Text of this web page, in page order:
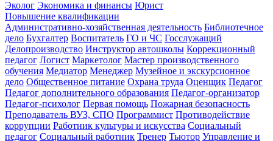
Эколог Экономика и финансы Юрист
Повышение квалификации
Административно-хозяйственная деятельность Библиотечное
дело Бухгалтер Воспитатель ГО и ЧС Госслужащий
Делопроизводство Инструктор автошколы Коррекционный
педагог Логист Маркетолог Мастер производственного
обучения Медиатор Менеджер Музейное и экскурсионное
дело Общественное питание Охрана труда Оценщик Педагог
Педагог дополнительного образования Педагог-организатор
Педагог-психолог Первая помощь Пожарная безопасность
Преподаватель ВУЗ, СПО Программист Противодействие
коррупции Работник культуры и искусства Социальный
педагог Социальный работник Тренер Тьютор Управление и